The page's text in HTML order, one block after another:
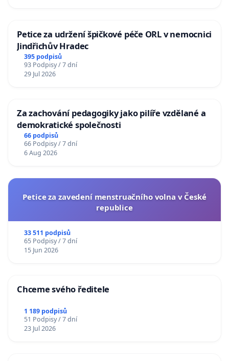
Petice za udržení špičkové péče ORL v nemocnici
Jindřichův Hradec
395 podpisů
93 Podpisy / 7 dní
29 Jul 2026
Za zachování pedagogiky jako pilíře vzdělané a
demokratické společnosti
66 podpisů
66 Podpisy / 7 dní
6 Aug 2026
Petice za zavedení menstruačního volna v České
republice
33 511 podpisů
65 Podpisy / 7 dní
15 Jun 2026
Chceme svého ředitele
1 189 podpisů
51 Podpisy / 7 dní
23 Jul 2026